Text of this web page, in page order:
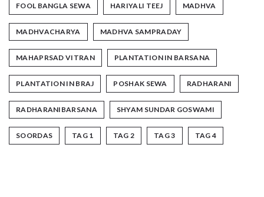
FOOL BANGLA SEWA HARIYALI TEEJ MADHVA
MADHVACHARYA MADHVA SAMPRADAY
MAHAPRSAD VITRAN PLANTATION IN BARSANA
PLANTATION IN BRAJ POSHAK SEWA RADHARANI
RADHARANIBARSANA SHYAM SUNDAR GOSWAMI
SOORDAS TAG 1 TAG 2 TAG 3 TAG 4